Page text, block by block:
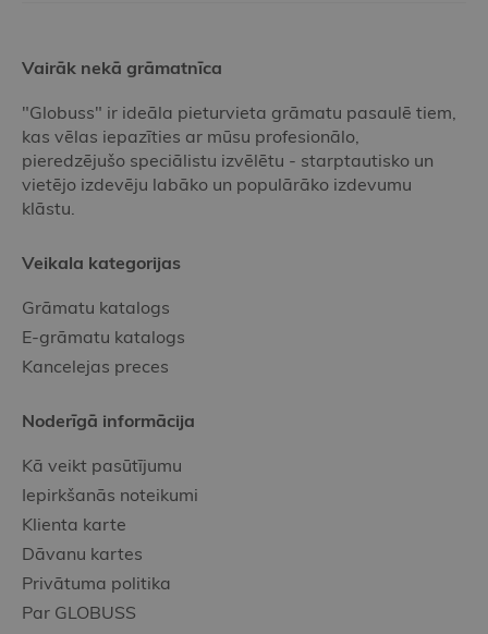
Vairāk nekā grāmatnīca
"Globuss" ir ideāla pieturvieta grāmatu pasaulē tiem,
kas vēlas iepazīties ar mūsu profesionālo,
pieredzējušo speciālistu izvēlētu - starptautisko un
vietējo izdevēju labāko un populārāko izdevumu
klāstu.
Veikala kategorijas
Grāmatu katalogs
E-grāmatu katalogs
Kancelejas preces
Noderīgā informācija
Kā veikt pasūtījumu
Iepirkšanās noteikumi
Klienta karte
Dāvanu kartes
Privātuma politika
Par GLOBUSS